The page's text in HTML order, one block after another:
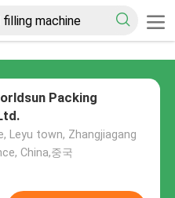
Packing
Leyu town, Zhangjiagang
China,중국